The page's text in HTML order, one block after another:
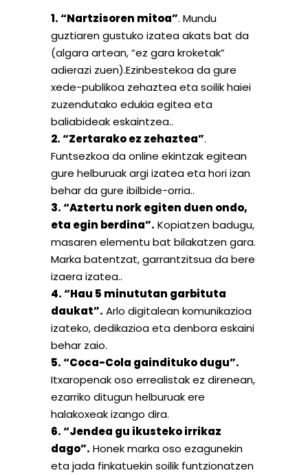
1. “Nartzisoren mitoa”. Mundu
guztiaren gustuko izatea akats bat da
(algara artean, “ez gara kroketak”
adierazi zuen).Ezinbestekoa da gure
xede-publikoa zehaztea eta soilik haiei
zuzendutako edukia egitea eta
baliabideak eskaintzea..
2. “Zertarako ez zehaztea”.
Funtsezkoa da online ekintzak egitean
gure helburuak argi izatea eta hori izan
behar da gure ibilbide-orria..
3. “Aztertu nork egiten duen ondo,
eta egin berdina”. Kopiatzen badugu,
masaren elementu bat bilakatzen gara.
Marka batentzat, garrantzitsua da bere
izaera izatea..
4. “Hau 5 minututan garbituta
daukat”. Arlo digitalean komunikazioa
izateko, dedikazioa eta denbora eskaini
behar zaio.
5. “Coca-Cola gaindituko dugu”.
Itxaropenak oso errealistak ez direnean,
ezarriko ditugun helburuak ere
halakoxeak izango dira.
6. “Jendea gu ikusteko irrikaz
dago”. Honek marka oso ezagunekin
eta jada finkatuekin soilik funtzionatzen